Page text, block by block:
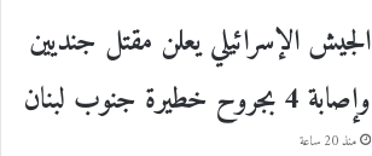
الجيش الإسرائيلي يعلن مقتل جنديين
وإصابة 4 بجروح خطيرة جنوب لبنان
منذ 20 ساعة